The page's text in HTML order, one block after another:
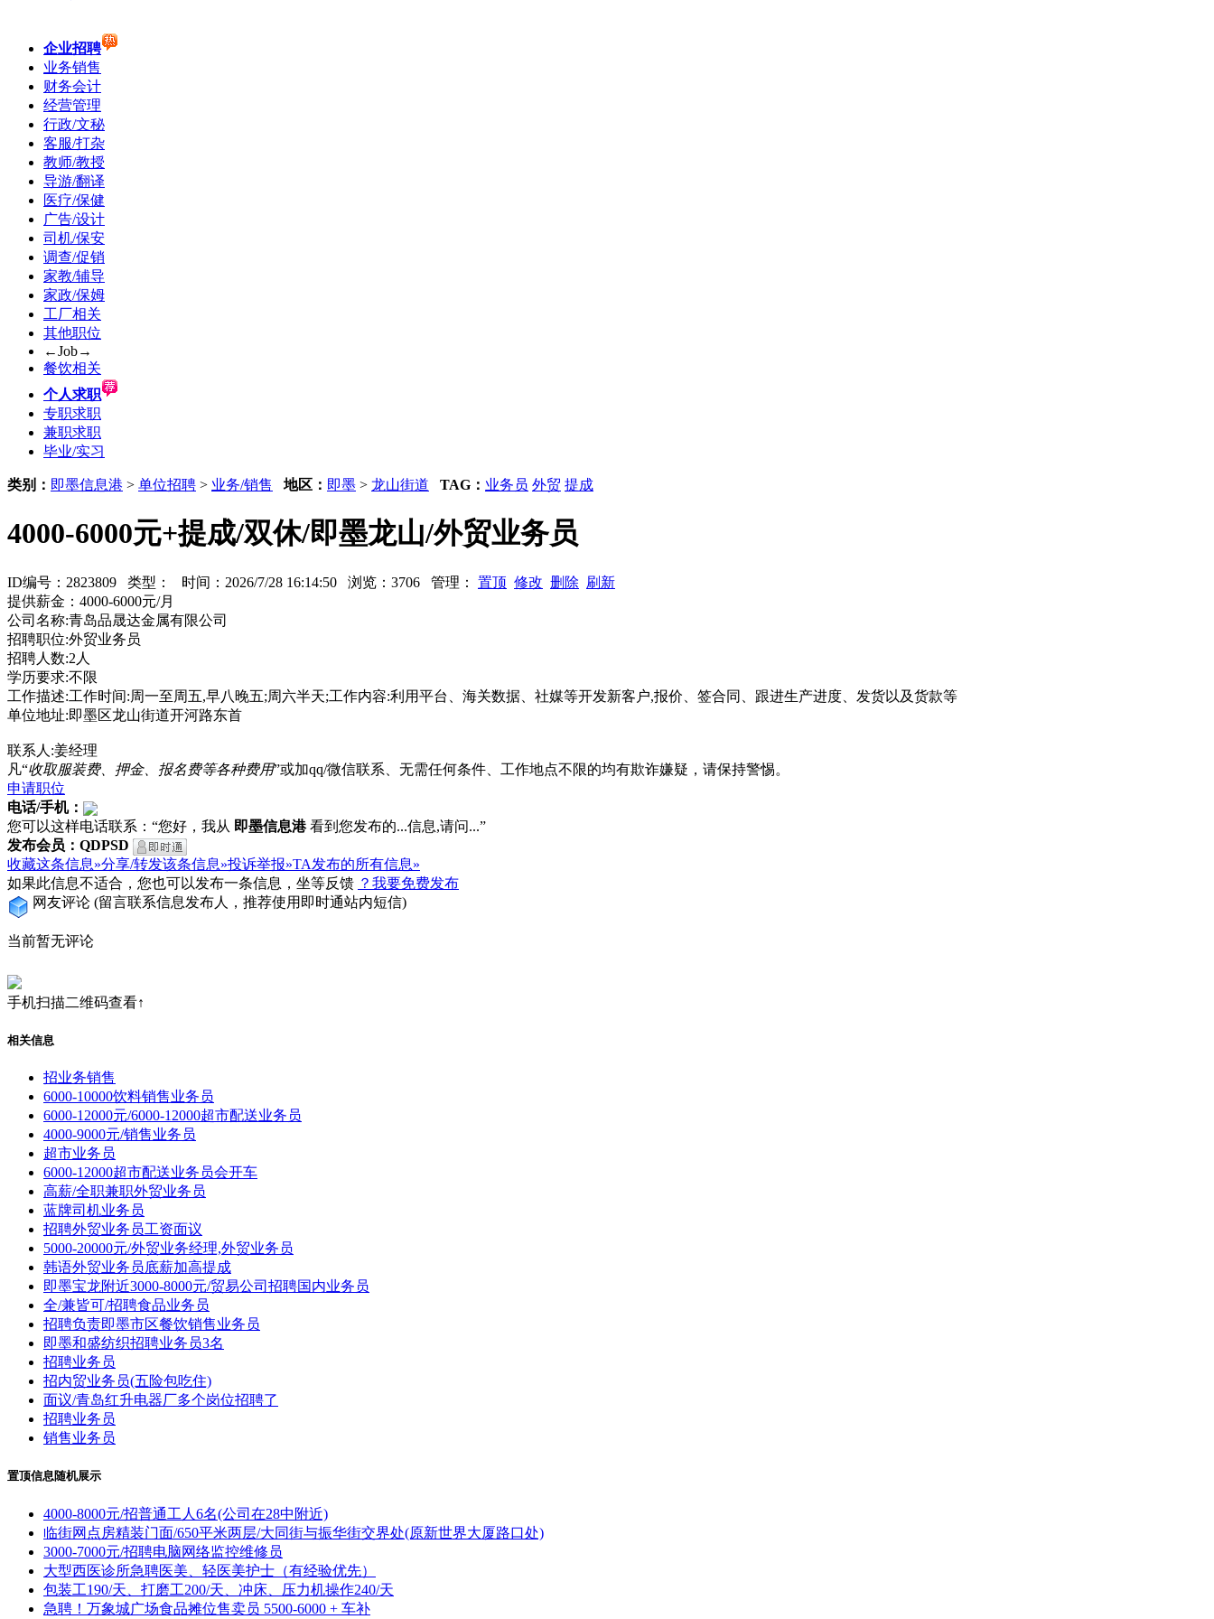
企业招聘
业务销售
财务会计
经营管理
行政/文秘
客服/打杂
教师/教授
导游/翻译
医疗/保健
广告/设计
司机/保安
调查/促销
家教/辅导
家政/保姆
工厂相关
其他职位
←Job→
餐饮相关
个人求职
专职求职
兼职求职
毕业/实习
类别： 即墨信息港 > 单位招聘 > 业务/销售 地区： 即墨 > 龙山街道 TAG： 业务员 外贸 提成
4000-6000元+提成/双休/即墨龙山/外贸业务员
ID编号：2823809 类型： 时间：2026/7/28 16:14:50 浏览：3706 管理： 置顶 修改 删除 刷新
提供薪金：4000-6000元/月
公司名称:青岛品晟达金属有限公司
招聘职位:外贸业务员
招聘人数:2人
学历要求:不限
工作描述:工作时间:周一至周五,早八晚五;周六半天;工作内容:利用平台、海关数据、社媒等开发新客户,报价、签合同、跟进生产进度、发货以及货款等
单位地址:即墨区龙山街道开河路东首
联系人:姜经理
凡“收取服装费、押金、报名费等各种费用”或加qq/微信联系、无需任何条件、工作地点不限的均有欺诈嫌疑，请保持警惕。
申请职位
电话/手机：
您可以这样电话联系：“您好，我从 即墨信息港看到您发布的...信息,请问...”
发布会员：QDPSD
收藏这条信息»分享/转发该条信息»投诉举报»TA发布的所有信息»
如果此信息不适合，您也可以发布一条信息，坐等反馈 ？我要免费发布
网友评论 (留言联系信息发布人，推荐使用即时通站内短信)
当前暂无评论
手机扫描二维码查看↑
相关信息
招业务销售
6000-10000饮料销售业务员
6000-12000元/6000-12000超市配送业务员
4000-9000元/销售业务员
超市业务员
6000-12000超市配送业务员会开车
高薪/全职兼职外贸业务员
蓝牌司机业务员
招聘外贸业务员工资面议
5000-20000元/外贸业务经理,外贸业务员
韩语外贸业务员底薪加高提成
即墨宝龙附近3000-8000元/贸易公司招聘国内业务员
全/兼皆可/招聘食品业务员
招聘负责即墨市区餐饮销售业务员
即墨和盛纺织招聘业务员3名
招聘业务员
招内贸业务员(五险包吃住)
面议/青岛红升电器厂多个岗位招聘了
招聘业务员
销售业务员
置顶信息随机展示
4000-8000元/招普通工人6名(公司在28中附近)
临街网点房精装门面/650平米两层/大同街与振华街交界处(原新世界大厦路口处)
3000-7000元/招聘电脑网络监控维修员
大型西医诊所急聘医美、轻医美护士（有经验优先）
包装工190/天、打磨工200/天、冲床、压力机操作240/天
急聘！万象城广场食品摊位售卖员 5500-6000 + 车补